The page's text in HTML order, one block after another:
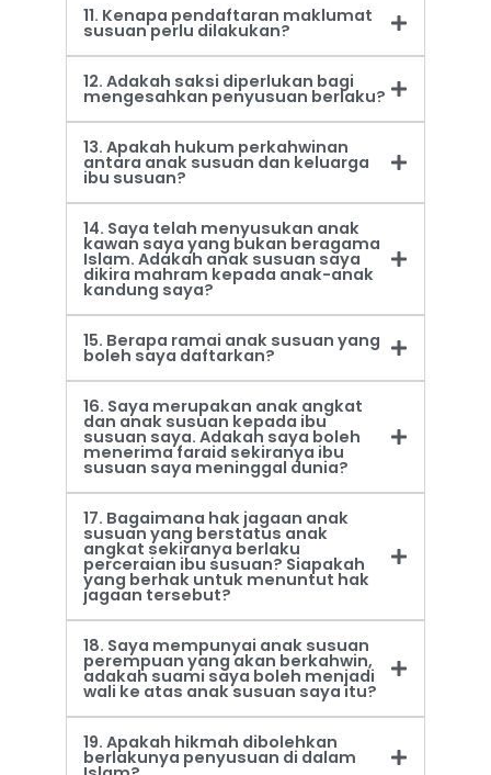
11. Kenapa pendaftaran maklumat
susuan perlu dilakukan?
12. Adakah saksi diperlukan bagi
mengesahkan penyusuan berlaku?
13. Apakah hukum perkahwinan
antara anak susuan dan keluarga
ibu susuan?
14. Saya telah menyusukan anak
kawan saya yang bukan beragama
Islam. Adakah anak susuan saya
dikira mahram kepada anak-anak
kandung saya?
15. Berapa ramai anak susuan yang
boleh saya daftarkan?
16. Saya merupakan anak angkat
dan anak susuan kepada ibu
susuan saya. Adakah saya boleh
menerima faraid sekiranya ibu
susuan saya meninggal dunia?
17. Bagaimana hak jagaan anak
susuan yang berstatus anak
angkat sekiranya berlaku
perceraian ibu susuan? Siapakah
yang berhak untuk menuntut hak
jagaan tersebut?
18. Saya mempunyai anak susuan
perempuan yang akan berkahwin,
adakah suami saya boleh menjadi
wali ke atas anak susuan saya itu?
19. Apakah hikmah dibolehkan
berlakunya penyusuan di dalam